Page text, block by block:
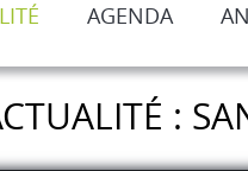
AGENDA
: